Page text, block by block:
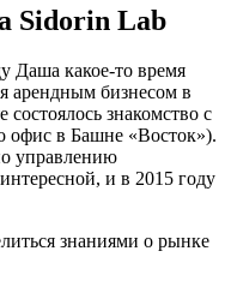
Sidorin Lab
Даша какое-то время
арендным бизнесом в
знакомство с
офис в Башне «Восток»).
управлению
и в 2015 году
знаниями о рынке